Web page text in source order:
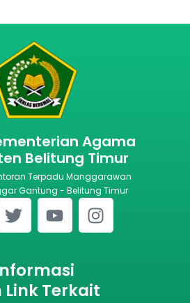
Agama
Belitung Timur
Terpadu Manggarawan
Gantung - Belitung Timur
Link Terkait